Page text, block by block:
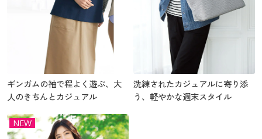
ギンガムの袖で程よく遊ぶ、大
人のきちんとカジュアル
洗練されたカジュアルに寄り添
う、軽やかな週末スタイル
NEW